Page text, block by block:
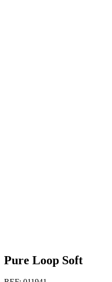
Pure Loop Soft